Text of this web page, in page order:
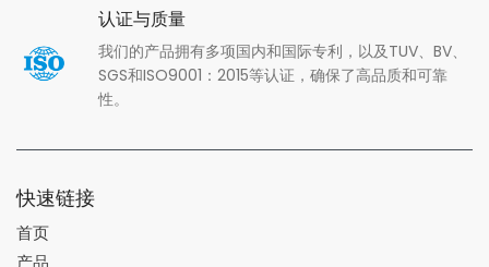
认证与质量
我们的产品拥有多项国内和国际专利，以及TUV、BV、
SGS和ISO9001：2015等认证，确保了高品质和可靠
性。
快速链接
首页
产品